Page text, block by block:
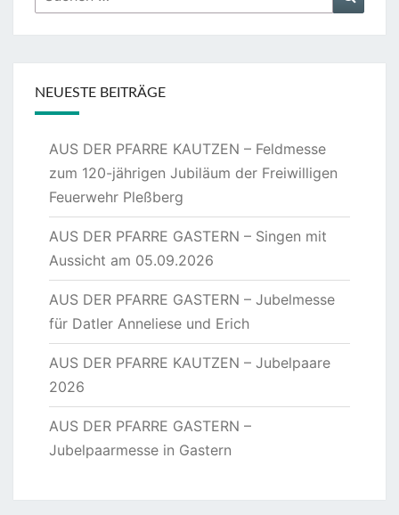
nach:
NEUESTE BEITRÄGE
AUS DER PFARRE KAUTZEN – Feldmesse
zum 120-jährigen Jubiläum der Freiwilligen
Feuerwehr Pleßberg
AUS DER PFARRE GASTERN – Singen mit
Aussicht am 05.09.2026
AUS DER PFARRE GASTERN – Jubelmesse
für Datler Anneliese und Erich
AUS DER PFARRE KAUTZEN – Jubelpaare
2026
AUS DER PFARRE GASTERN –
Jubelpaarmesse in Gastern